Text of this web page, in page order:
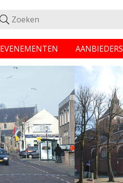
EVENEMENTEN AANBIEDERS